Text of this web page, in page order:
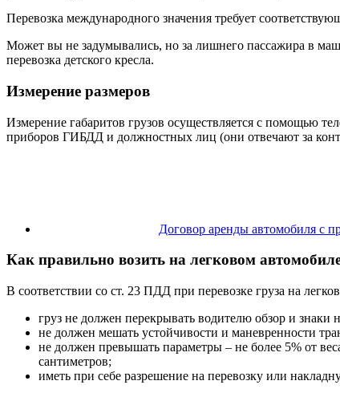
Перевозка международного значения требует
Может вы не задумывались, но за лишнего пассажира в
перевозка детского кресла.
Измерение размеров
Измерение габаритов грузов осуществляется с помощью
приборов ГИБДД и должностных лиц (они отвечают за
Договор аренды автомобиля с
Как правильно возить на легковом
В соответствии со ст. 23 ПДД при перевозке груза на
груз не должен перекрывать водителю обзор и знаки
не должен мешать устойчивости и маневренности
не должен превышать параметры – не более 5% от
сантиметров;
иметь при себе разрешение на перевозку или